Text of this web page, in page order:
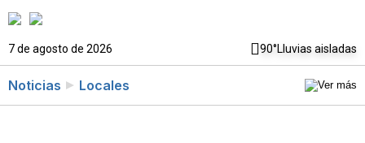
7 de agosto de 2026 90°Lluvias aisladas
Noticias Locales